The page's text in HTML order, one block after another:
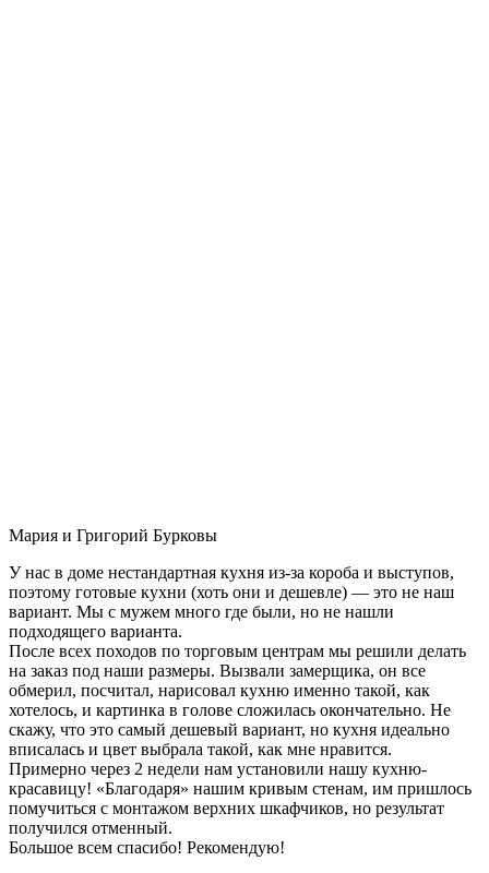
Мария и Григорий Бурковы
У нас в доме нестандартная кухня из-за короба и выступов,
поэтому готовые кухни (хоть они и дешевле) — это не наш
вариант. Мы с мужем много где были, но не нашли
подходящего варианта.
После всех походов по торговым центрам мы решили делать
на заказ под наши размеры. Вызвали замерщика, он все
обмерил, посчитал, нарисовал кухню именно такой, как
хотелось, и картинка в голове сложилась окончательно. Не
скажу, что это самый дешевый вариант, но кухня идеально
вписалась и цвет выбрала такой, как мне нравится.
Примерно через 2 недели нам установили нашу кухню-
красавицу! «Благодаря» нашим кривым стенам, им пришлось
помучиться с монтажом верхних шкафчиков, но результат
получился отменный.
Большое всем спасибо! Рекомендую!